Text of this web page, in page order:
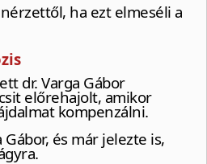
ha ezt elmeséli a
dr. Varga Gábor
előrehajolt, amikor
kompenzálni.
és már jelezte is,